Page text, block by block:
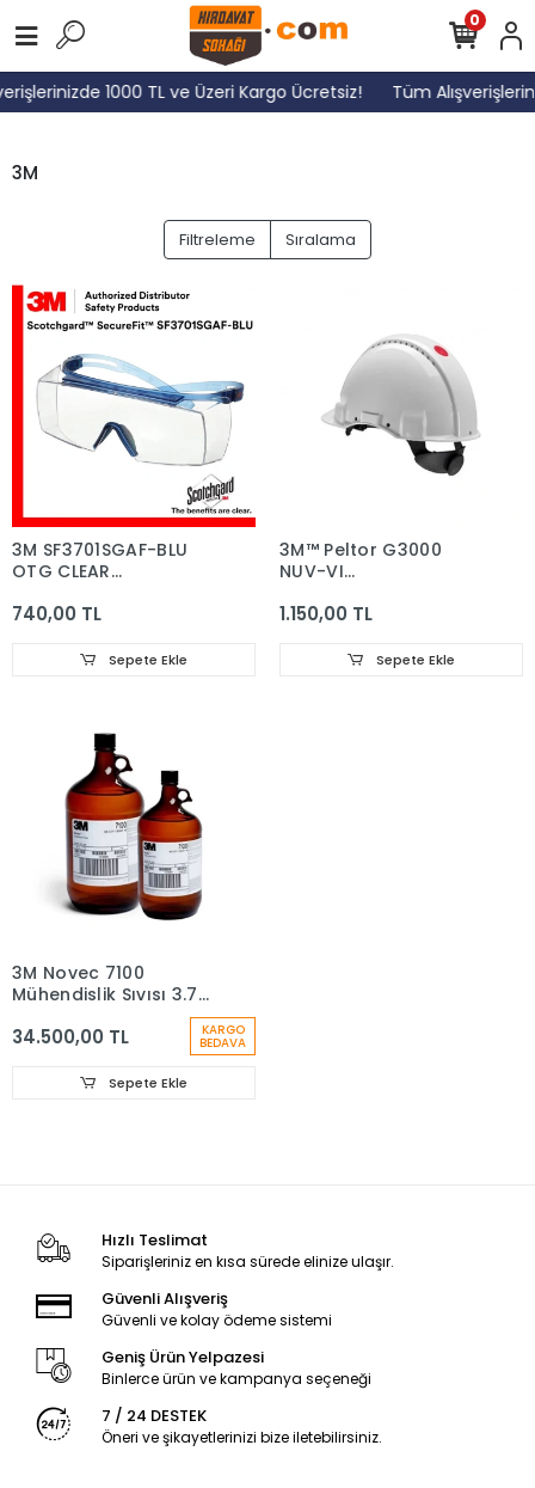
1000 TL ve Üzeri Kargo Ücretsiz! Tüm
0
3M
Filtreleme Sıralama
3M SF3701SGAF-BLU
OTG CLEAR
740,00 TL
Sepete Ekle
3M™ Peltor G3000
NUV-VI
Beyaz
1.150,00 TL
Sepete Ekle
3M Novec 7100
Mühendislik Sıvısı 3.78
34.500,00 TL KARGO
BEDAVA
Sepete Ekle
Hızlı Teslimat
Siparişleriniz en kısa sürede elinize ulaşır.
Güvenli Alışveriş
Güvenli ve kolay ödeme sistemi
Geniş Ürün Yelpazesi
Binlerce ürün ve kampanya seçeneği
7 / 24 DESTEK
Öneri ve şikayetlerinizi bize iletebilirsiniz.